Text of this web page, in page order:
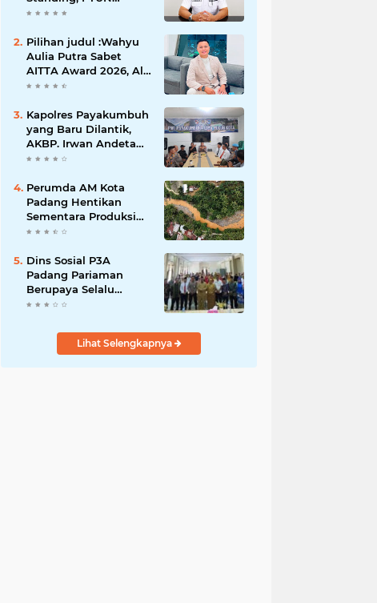
Padang Nyatakan
Kapuh Utara Tidak
Diterima
Pilihan judul :Wahyu
Aulia Putra Sabet
AITTA Award 2026, Al
Wally Tour & Travel
Nusantara dan
Mancanegara
Kapolres Payakumbuh
yang Baru Dilantik,
AKBP. Irwan Andeta
Sambangi PWI Kota
Perumda AM Kota
Padang Hentikan
Sementara Produksi
Akibat Air Keruh
Dins Sosial P3A
Padang Pariaman
Berupaya Selalu
Menyelesaikan
Masyarakat
Lihat Selengkapnya